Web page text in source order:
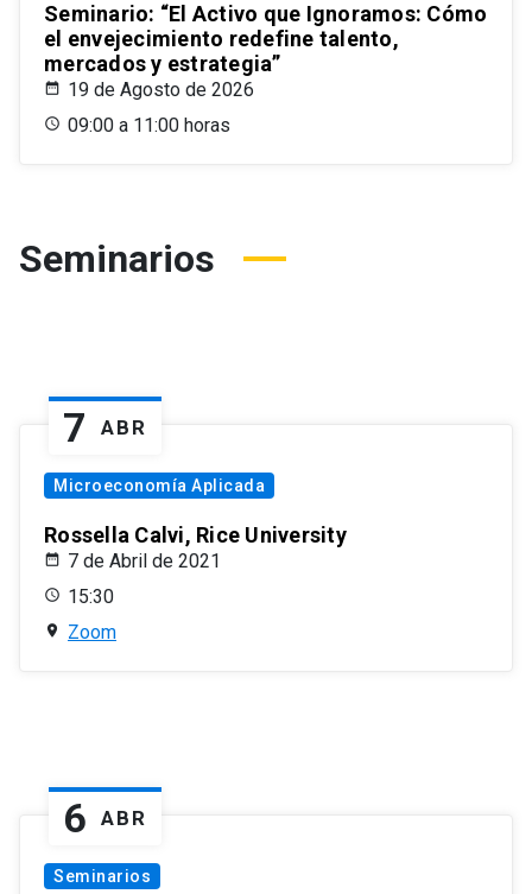
Seminario: “El Activo que Ignoramos: Cómo
el envejecimiento redefine talento,
mercados y estrategia”
19 de Agosto de 2026
09:00 a 11:00 horas
Seminarios
7 ABR
Microeconomía Aplicada
Rossella Calvi, Rice University
7 de Abril de 2021
15:30
Zoom
6 ABR
Seminarios